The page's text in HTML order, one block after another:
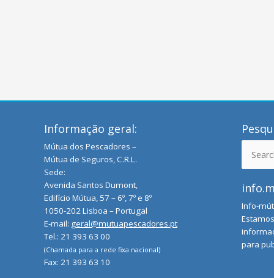
Informação geral:
Mútua dos Pescadores –
Mútua de Seguros, C.R.L.
Sede:
Avenida Santos Dumont,
Edifício Mútua, 57 – 6º, 7º e 8º
1050-202 Lisboa – Portugal
E-mail: geral@mutuapescadores.pt
Tel.: 21 393 63 00
(Chamada para a rede fixa nacional)
Fax: 21 393 63 10
Search
for:
Info-
para